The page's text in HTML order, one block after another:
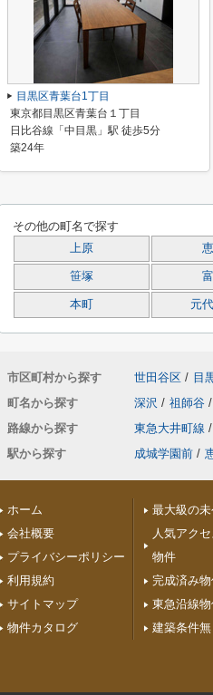
目黒区青葉台1丁目
東京都目黒区青葉台１丁目
日比谷線「中目黒」駅 徒歩5分
築24年
その他の町名で探す
上原
笹塚
本町 元
市区町村から探す 世田谷区 / 目
町名から探す
深沢 / 祖師谷 /
路線から探す
東急大井町線 /
駅から探す
成城学園前 /
ホーム
会社概要
プライバシーポリシー
利用規約
サイトマップ
物件カタログ
最大級の
人気アク
物件
完成済み
東急沿線
建築条件